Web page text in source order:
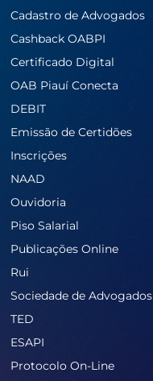
Cadastro de Advogados
Cashback OABPI
Certificado Digital
OAB Piauí Conecta
DEBIT
Emissão de Certidões
Inscrições
NAAD
Ouvidoria
Piso Salarial
Publicações Online
Rui
Sociedade de Advogados
TED
ESAPI
Protocolo On-Line